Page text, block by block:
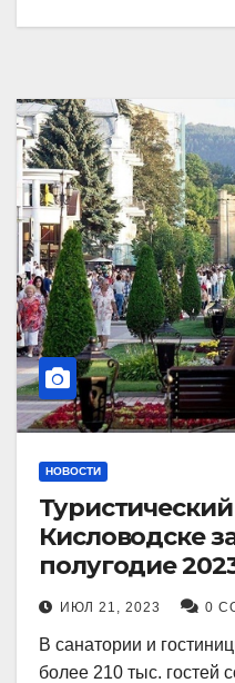
НОВОСТИ
Кисловодске
полугодие
рекордный
ИЮЛ 21, 2023 0
В санатории и
более 210 тыс. гостей